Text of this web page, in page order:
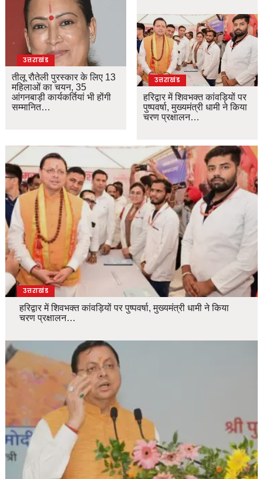
उत्तराखंड
तीलू रौतेली पुरस्कार के लिए 13
महिलाओं का चयन, 35
आंगनबाड़ी कार्यकर्तियां भी होंगी
सम्मानित…
उत्तराखंड
हरिद्वार में शिवभक्त कांवड़ियों पर
पुष्पवर्षा, मुख्यमंत्री धामी ने किया
चरण प्रक्षालन…
उत्तराखंड
हरिद्वार में शिवभक्त कांवड़ियों पर पुष्पवर्षा, मुख्यमंत्री धामी ने किया
चरण प्रक्षालन…